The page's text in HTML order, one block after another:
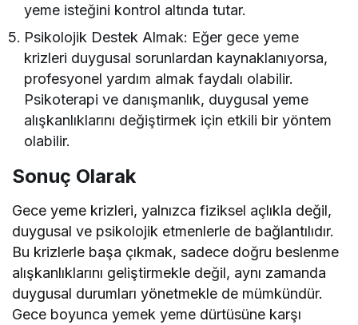
yeme isteğini kontrol altında tutar.
Psikolojik Destek Almak: Eğer gece yeme
krizleri duygusal sorunlardan kaynaklanıyorsa,
profesyonel yardım almak faydalı olabilir.
Psikoterapi ve danışmanlık, duygusal yeme
alışkanlıklarını değiştirmek için etkili bir yöntem
olabilir.
Sonuç Olarak
Gece yeme krizleri, yalnızca fiziksel açlıkla değil,
duygusal ve psikolojik etmenlerle de bağlantılıdır.
Bu krizlerle başa çıkmak, sadece doğru beslenme
alışkanlıklarını geliştirmekle değil, aynı zamanda
duygusal durumları yönetmekle de mümkündür.
Gece boyunca yemek yeme dürtüsüne karşı